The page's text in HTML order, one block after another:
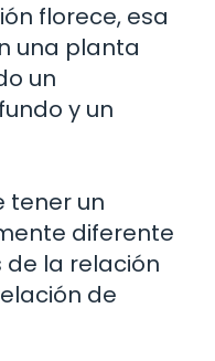
florece, esa
una planta
un
y un
tener un
diferente
de la relación
de